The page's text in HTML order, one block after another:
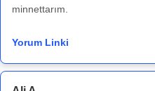
minnettarım.
Yorum Linki